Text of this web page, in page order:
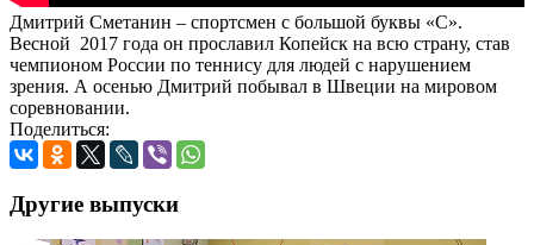
Дмитрий Сметанин – спортсмен с большой буквы «С».
Весной 2017 года он прославил Копейск на всю страну, став
чемпионом России по теннису для людей с нарушением
зрения. А осенью Дмитрий побывал в Швеции на мировом
соревновании.
Поделиться:
Другие выпуски